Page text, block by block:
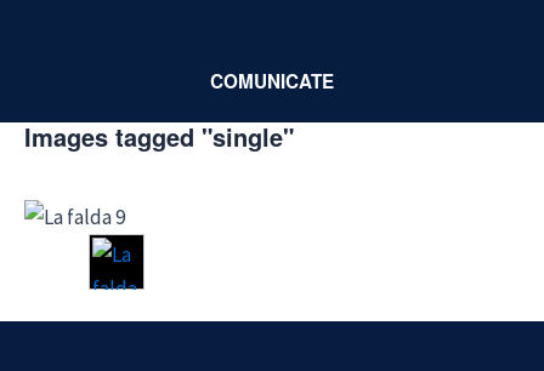
COMUNICATE
Images tagged "single"
►